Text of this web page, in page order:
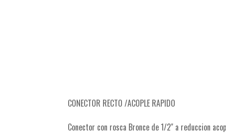
CONECTOR RECTO /ACOPLE RAPIDO
Conector con rosca Bronce de 1/2" a reduccion